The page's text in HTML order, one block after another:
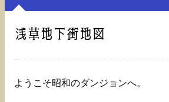
浅草地下街地図
ようこそ昭和のダンジョンへ。